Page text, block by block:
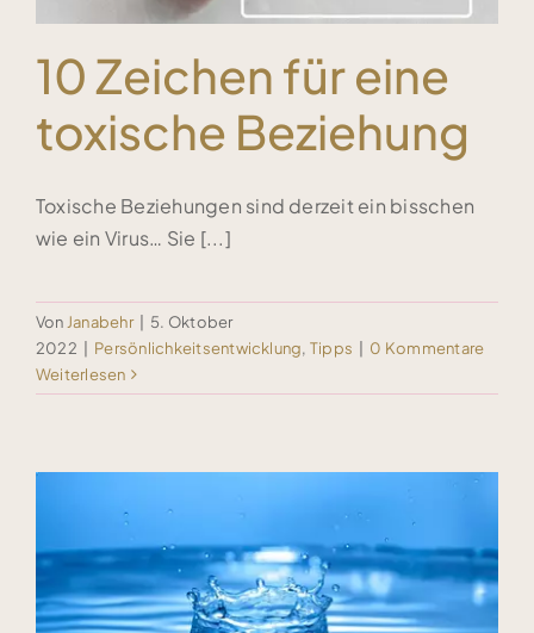
10 Zeichen für eine
toxische Beziehung
Toxische Beziehungen sind derzeit ein bisschen
wie ein Virus… Sie [...]
Von Janabehr
5. Oktober
2022
Persönlichkeitsentwicklung, Tipps
0 Kommentare
Weiterlesen